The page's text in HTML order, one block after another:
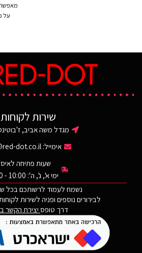
צידי
ניתן
שירות לקוחות
מגדל משה אביב, ז'בוטינסקי
אימייל:dot.co.il
שעות פתיחה
ימי א', ג', ה': 10:00 - 14:00
נשמח לעמוד לרשותכם בכל
לבירורים נוספים ופניה לשירות
דרך טופס יצירת הקשר